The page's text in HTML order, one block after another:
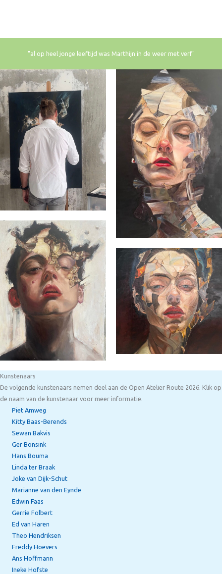
"al op heel jonge leeftijd was Marthijn in de weer met verf"
Kunstenaars
De volgende kunstenaars nemen deel aan de Open Atelier Route 2026. Klik op
de naam van de kunstenaar voor meer informatie.
Piet Amweg
Kitty Baas-Berends
Sewan Bakvis
Ger Bonsink
Hans Bouma
Linda ter Braak
Joke van Dijk-Schut
Marianne van den Eynde
Edwin Faas
Gerrie Folbert
Ed van Haren
Theo Hendriksen
Freddy Hoevers
Ans Hoffmann
Ineke Hofste